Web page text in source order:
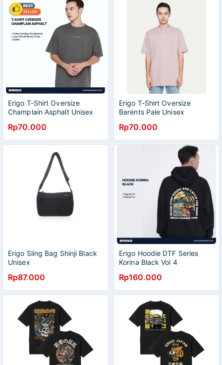
Erigo T-Shirt Oversize
Champlain Asphalt Unisex
Rp70.000
Erigo T-Shirt Oversize
Barents Pale Unisex
Rp70.000
Erigo Sling Bag Shinji Black
Unisex
Rp87.000
Erigo Hoodie DTF Series
Korina Black Vol 4
Rp160.000